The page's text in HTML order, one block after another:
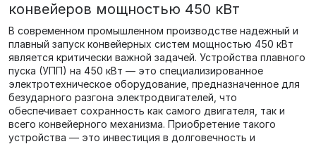
конвейеров мощностью 450 кВт
В современном промышленном производстве надежный и
плавный запуск конвейерных систем мощностью 450 кВт
является критически важной задачей. Устройства плавного
пуска (УПП) на 450 кВт — это специализированное
электротехническое оборудование, предназначенное для
безударного разгона электродвигателей, что
обеспечивает сохранность как самого двигателя, так и
всего конвейерного механизма. Приобретение такого
устройства — это инвестиция в долговечность и